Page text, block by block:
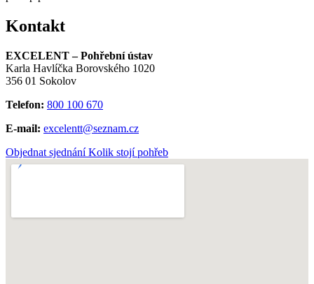
Kontakt
EXCELENT – Pohřební ústav
Karla Havlíčka Borovského 1020
356 01 Sokolov
Telefon: 800 100 670
E-mail: excelentt@seznam.cz
Objednat sjednáníKolik stojí pohřeb